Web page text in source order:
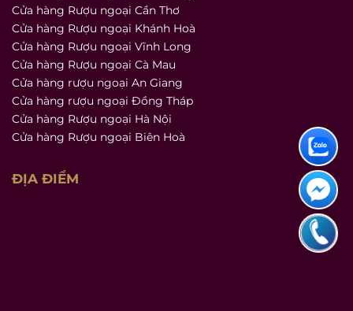
Cửa hàng Rượu ngoại Cần Thơ
Cửa hàng Rượu ngoại Khánh Hoà
Cửa hàng Rượu ngoại Vĩnh Long
Cửa hàng Rượu ngoại Cà Mau
Cửa hàng rượu ngoại An Giang
Cửa hàng rượu ngoại Đồng Tháp
Cửa hàng Rượu ngoại Hà Nội
Cửa hàng Rượu ngoại Biên Hoà
ĐỊA ĐIỂM